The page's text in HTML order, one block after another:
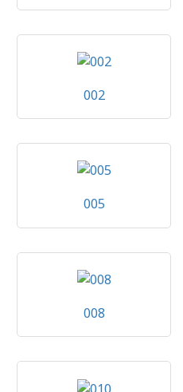
002
005
008